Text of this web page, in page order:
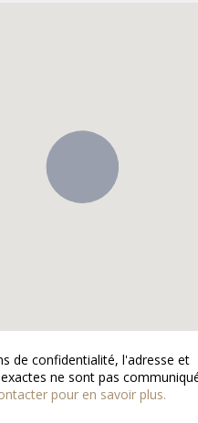
de confidentialité, l'adresse et
ne sont pas
pour en savoir plus.